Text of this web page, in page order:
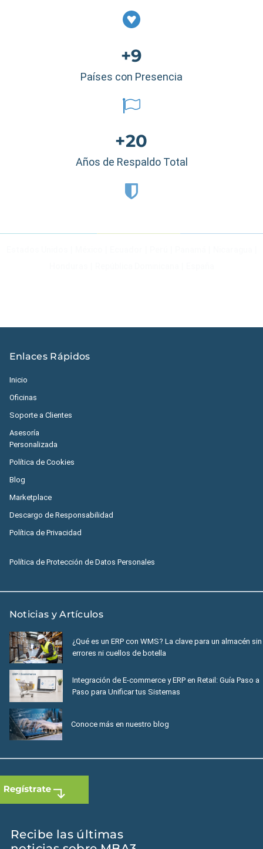
+9
Países con Presencia
+20
Años de Respaldo Total
Enlaces Rápidos
Inicio
Oficinas
Soporte a Clientes
Asesoría
Personalizada
Política de Cookies
Blog
Marketplace
Descargo de Responsabilidad
Política de Privacidad
Política de Protección de Datos Personales
Noticias y Artículos
¿Qué es un ERP con WMS? La clave para un almacén sin
errores ni cuellos de botella
Integración de E-commerce y ERP en Retail: Guía Paso a
Paso para Unificar tus Sistemas
Conoce más en nuestro blog
Recibe las últimas